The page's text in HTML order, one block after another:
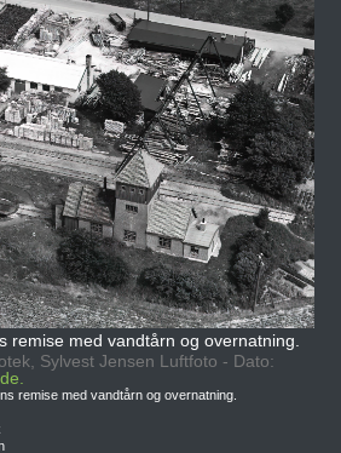
remise med vandtårn og overnatning.
Sylvest Jensen Luftfoto - Dato:
remise med vandtårn og overnatning.